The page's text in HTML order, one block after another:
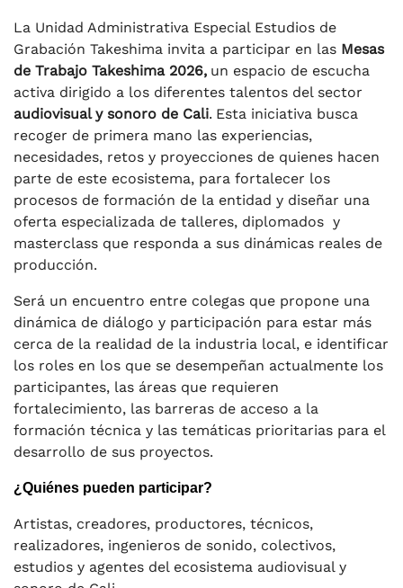
La Unidad Administrativa Especial Estudios de
Grabación Takeshima invita a participar en las Mesas
de Trabajo Takeshima 2026, un espacio de escucha
activa dirigido a los diferentes talentos del sector
audiovisual y sonoro de Cali. Esta iniciativa busca
recoger de primera mano las experiencias,
necesidades, retos y proyecciones de quienes hacen
parte de este ecosistema, para fortalecer los
procesos de formación de la entidad y diseñar una
oferta especializada de talleres, diplomados y
masterclass que responda a sus dinámicas reales de
producción.
Será un encuentro entre colegas que propone una
dinámica de diálogo y participación para estar más
cerca de la realidad de la industria local, e identificar
los roles en los que se desempeñan actualmente los
participantes, las áreas que requieren
fortalecimiento, las barreras de acceso a la
formación técnica y las temáticas prioritarias para el
desarrollo de sus proyectos.
¿Quiénes pueden participar?
Artistas, creadores, productores, técnicos,
realizadores, ingenieros de sonido, colectivos,
estudios y agentes del ecosistema audiovisual y